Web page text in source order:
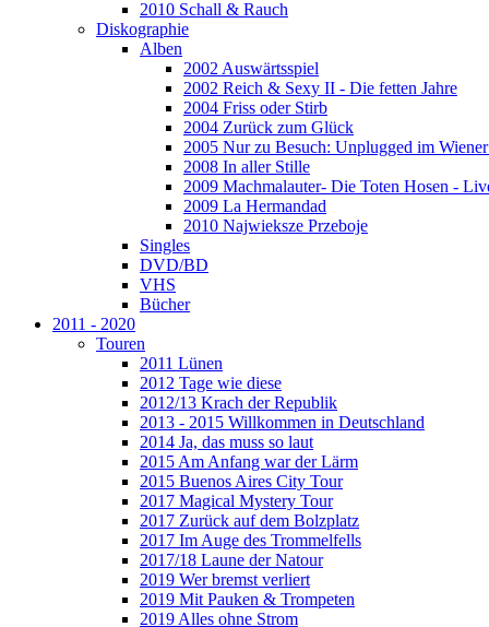
2010 Schall & Rauch
Diskographie
Alben
2002 Auswärtsspiel
2002 Reich & Sexy II - Die fetten Jahre
2004 Friss oder Stirb
2004 Zurück zum Glück
2005 Nur zu Besuch: Unplugged im
2008 In aller Stille
2009 Machmalauter- Die Toten Hosen -
2009 La Hermandad
2010 Najwieksze Przeboje
Singles
DVD/BD
VHS
Bücher
2011 - 2020
Touren
2011 Lünen
2012 Tage wie diese
2012/13 Krach der Republik
2013 - 2015 Willkommen in Deutschland
2014 Ja, das muss so laut
2015 Am Anfang war der Lärm
2015 Buenos Aires City Tour
2017 Magical Mystery Tour
2017 Zurück auf dem Bolzplatz
2017 Im Auge des Trommelfells
2017/18 Laune der Natour
2019 Wer bremst verliert
2019 Mit Pauken & Trompeten
2019 Alles ohne Strom